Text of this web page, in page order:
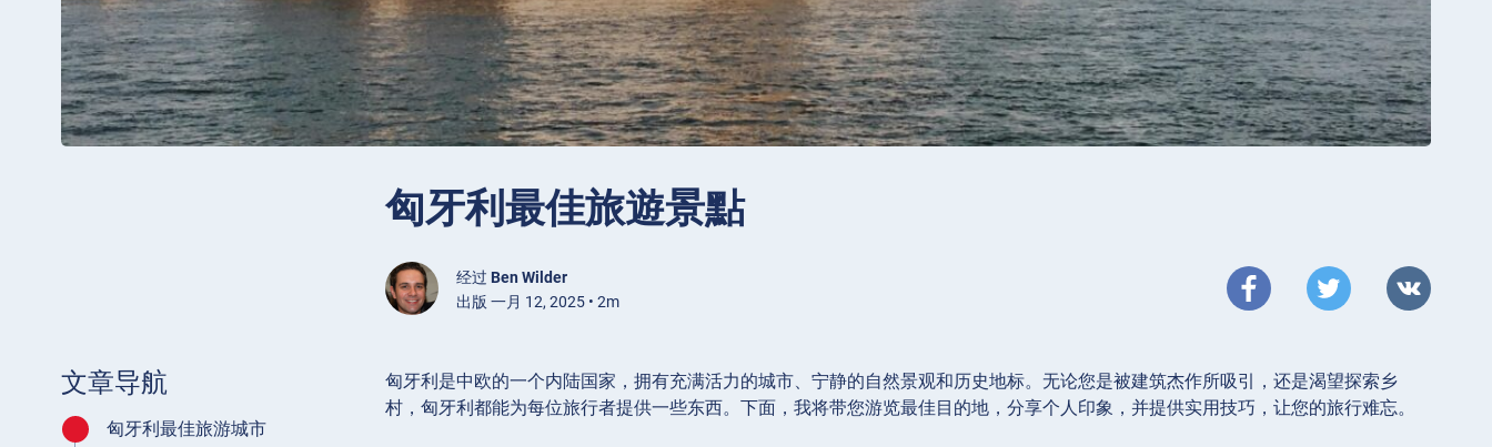
匈牙利最佳旅遊景點
经过 Ben Wilder
出版 一月 12, 2025 • 2m
文章导航
匈牙利最佳旅游城市
匈牙利是中欧的一个内陆国家，拥有充满活力的城市、宁静的自然景观和历史地标。无论您是被建筑杰作所吸引，还是渴望探索乡
村，匈牙利都能为每位旅行者提供一些东西。下面，我将带您游览最佳目的地，分享个人印象，并提供实用技巧，让您的旅行难忘。